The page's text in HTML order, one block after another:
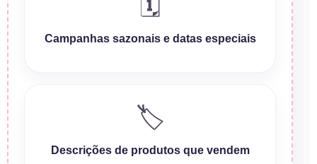
🗓️
Campanhas sazonais e datas especiais
🏷️
Descrições de produtos que vendem